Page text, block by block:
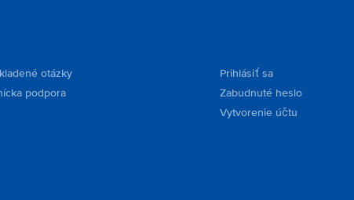
otázky
podpora
Prihlásiť sa
Zabudnuté heslo
Vytvorenie účtu